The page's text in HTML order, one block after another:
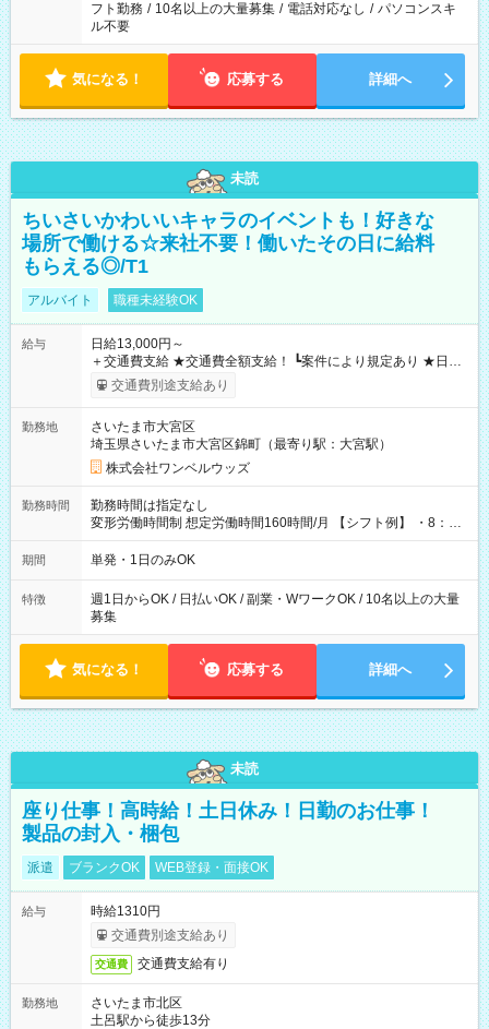
フト勤務 / 10名以上の大量募集 / 電話対応なし / パソコンスキ
ル不要
気になる！ 応募する 詳細へ
未読
ちいさいかわいいキャラのイベントも！好きな
場所で働ける☆来社不要！働いたその日に給料
もらえる◎/T1
アルバイト 職種未経験OK
給与
日給13,000円～
＋交通費支給 ★交通費全額支給！ ┗案件により規定あり ★日払
いOK！（規定あり） ┗働いたその日に現金GET♪ お仕事後はコ
ンビニATMから 日払い分を引き落とせます！ 【試用期間】試
交通費別途支給あり
勤務地
さいたま市大宮区
埼玉県さいたま市大宮区錦町（最寄り駅：大宮駅）
株式会社ワンベルウッズ
勤務時間
勤務時間は指定なし
変形労働時間制 想定労働時間160時間/月 【シフト例】 ・8：00
～21：00
期間 単発・1日のみOK
特徴
週1日からOK / 日払いOK / 副業・WワークOK / 10名以上の大量
募集
気になる！ 応募する 詳細へ
未読
座り仕事！高時給！土日休み！日勤のお仕事！
製品の封入・梱包
派遣 ブランクOK WEB登録・面接OK
給与
時給1310円
交通費別途支給あり
交通費 交通費支給有り
勤務地
さいたま市北区
土呂駅から徒歩13分